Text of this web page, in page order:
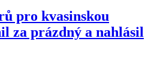
pro kvasinskou
za prázdný a nahlásil